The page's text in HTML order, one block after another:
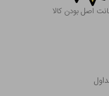
اصل بودن کالا